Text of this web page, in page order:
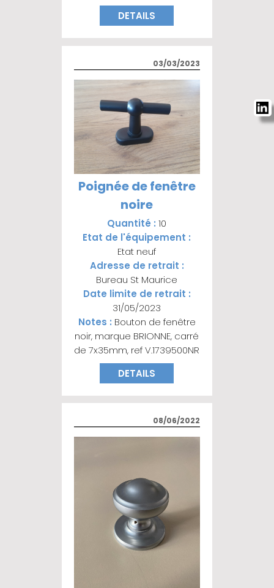
DETAILS
03/03/2023
Poignée de fenêtre
noire
Quantité :10
Etat de l'équipement :
Etat neuf
Adresse de retrait :
Bureau St Maurice
Date limite de retrait :
31/05/2023
Notes : Bouton de fenêtre
noir, marque BRIONNE, carré
de 7x35mm, ref V.1739500NR
DETAILS
08/06/2022